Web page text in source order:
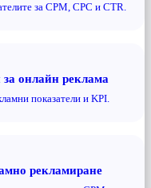
за CPM, CPC и CTR.
за онлайн реклама
показатели и KPI.
рекламиране